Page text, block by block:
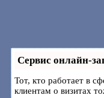
Сервис онлайн-
Тот, кто работает в
клиентам о визитах